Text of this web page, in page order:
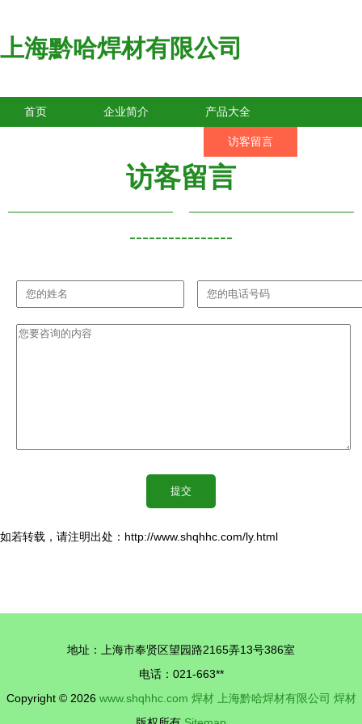
上海黔哈焊材有限公司
首页 企业简介 产品大全
访客留言
访客留言
----------------
如若转载，请注明出处：http://www.shqhhc.com/ly.html
地址：上海市奉贤区望园路2165弄13号386室
电话：021-663**
Copyright © 2026 www.shqhhc.com 焊材 上海黔哈焊材有限公司 焊材